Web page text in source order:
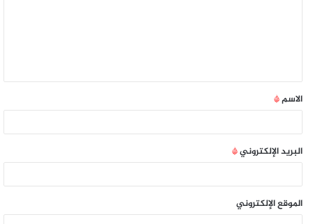
الاسم*
البريد الإلكتروني*
الموقع الإلكتروني